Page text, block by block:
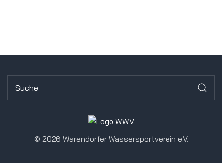
© 2026 Warendorfer Wassersportverein e.V.